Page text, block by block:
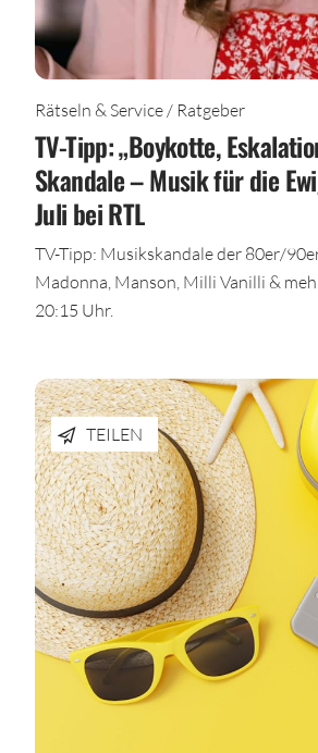
Rätseln & Service / Ratgeber
TV-Tipp: „Boykotte,
Skandale – Musik für die
Juli bei RTL
TV-Tipp: Musikskandale der 80er/
Madonna, Manson, Milli Vanilli &
20:15 Uhr.
TEILEN